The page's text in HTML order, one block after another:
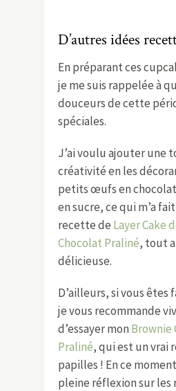
D’autres idées
En préparant ces
je me suis rappelée à
douceurs de cette
spéciales.
J’ai voulu ajouter une
créativité en les
petits œufs en
en sucre, ce qui m’a
recette de Layer Cake
Chocolat Praliné, tout
délicieuse.
D’ailleurs, si vous êtes
je vous recommande
d’essayer mon Brownie
Praliné, qui est un vrai
papilles ! En ce
pleine réflexion sur les